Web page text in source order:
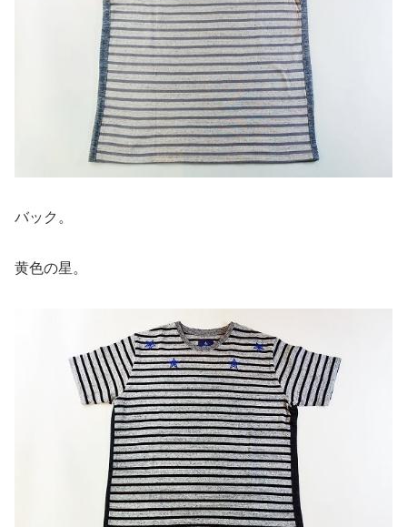
バック。
黄色の星。